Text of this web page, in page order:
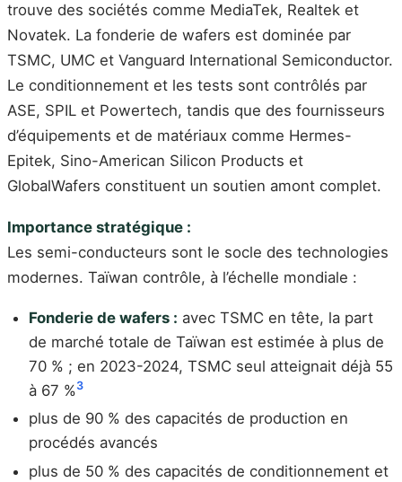
trouve des sociétés comme MediaTek, Realtek et
Novatek. La fonderie de wafers est dominée par
TSMC, UMC et Vanguard International Semiconductor.
Le conditionnement et les tests sont contrôlés par
ASE, SPIL et Powertech, tandis que des fournisseurs
d’équipements et de matériaux comme Hermes-
Epitek, Sino-American Silicon Products et
GlobalWafers constituent un soutien amont complet.
Importance stratégique :
Les semi-conducteurs sont le socle des technologies
modernes. Taïwan contrôle, à l’échelle mondiale :
Fonderie de wafers : avec TSMC en tête, la part
de marché totale de Taïwan est estimée à plus de
70 % ; en 2023-2024, TSMC seul atteignait déjà 55
à 67 %3
plus de 90 % des capacités de production en
procédés avancés
plus de 50 % des capacités de conditionnement et